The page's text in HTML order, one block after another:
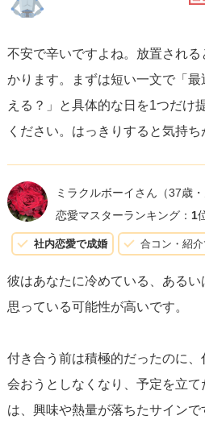
不安で辛いですよね。放置され
かります。まずは短い一文で「
える？」と具体的な日を1つだけ
ください。はっきりすると気持ち
ミラクルボーイさん （37歳
恋愛マスターランキング： 1
社内恋愛で成婚 合コン・紹
彼はあなたに冷めている、ある
思っている可能性が高いです。
付き合う前は積極的だったのに
会おうとしなくなり、予定を立
は、興味や熱量が落ちたサイン